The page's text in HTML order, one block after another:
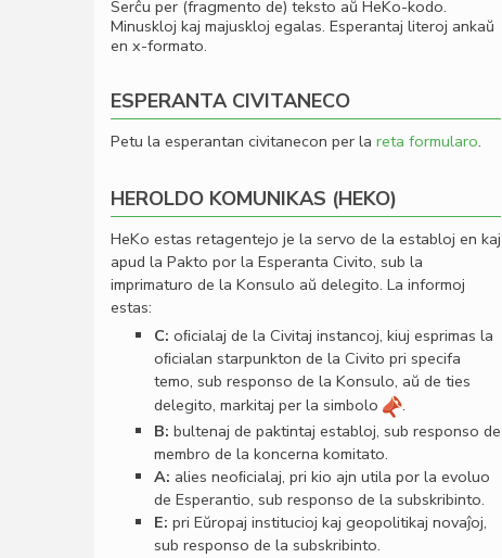
Serĉu per (fragmento de) teksto aŭ HeKo-kodo.
Minuskloj kaj majuskloj egalas. Esperantaj literoj ankaŭ
en x-formato.
ESPERANTA CIVITANECO
Petu la esperantan civitanecon per la reta formularo.
HEROLDO KOMUNIKAS (HEKO)
HeKo estas retagentejo je la servo de la establoj en kaj
apud la Pakto por la Esperanta Civito, sub la
imprimaturo de la Konsulo aŭ delegito. La informoj
estas:
C: oﬁcialaj de la Civitaj instancoj, kiuj esprimas la
oﬁcialan starpunkton de la Civito pri specifa
temo, sub responso de la Konsulo, aŭ de ties
delegito, markitaj per la simbolo
.
B: bultenaj de paktintaj establoj, sub responso de
membro de la koncerna komitato.
A: alies neoﬁcialaj, pri kio ajn utila por la evoluo
de Esperantio, sub responso de la subskribinto.
E: pri Eŭropaj institucioj kaj geopolitikaj novaĵoj,
sub responso de la subskribinto.